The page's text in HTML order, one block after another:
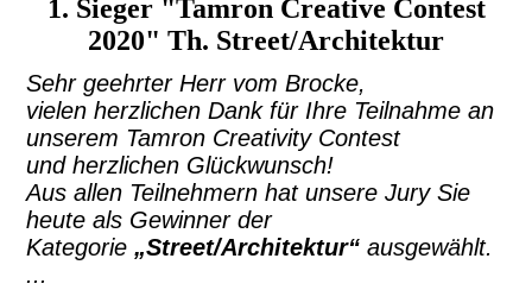
1. Sieger "Tamron Creative Contest
2020" Th. Street/Architektur
Sehr geehrter Herr vom Brocke,
vielen herzlichen Dank für Ihre Teilnahme an
unserem Tamron Creativity Contest
undherzlichen Glückwunsch!
Aus allen Teilnehmern hat unsere Jury Sie
heute als Gewinnerder
Kategorie„Street/Architektur“ ausgewählt.
...